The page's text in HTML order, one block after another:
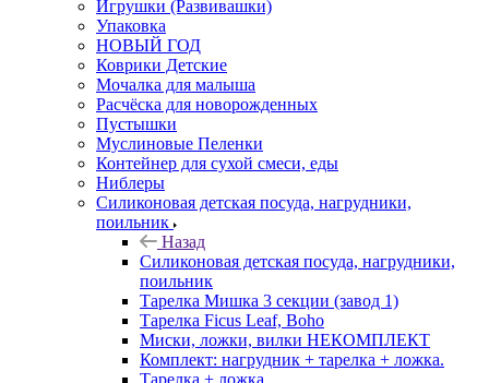
Игрушки (Развивашки)
Упаковка
НОВЫЙ ГОД
Коврики Детские
Мочалка для малыша
Расчёска для новорожденных
Пустышки
Муслиновые Пеленки
Контейнер для сухой смеси, еды
Ниблеры
Силиконовая детская посуда, нагрудники,
поильник
Назад
Силиконовая детская посуда, нагрудники,
поильник
Тарелка Мишка 3 секции (завод 1)
Тарелка Ficus Leaf, Boho
Миски, ложки, вилки НЕКОМПЛЕКТ
Комплект: нагрудник + тарелка + ложка.
Тарелка + ложка